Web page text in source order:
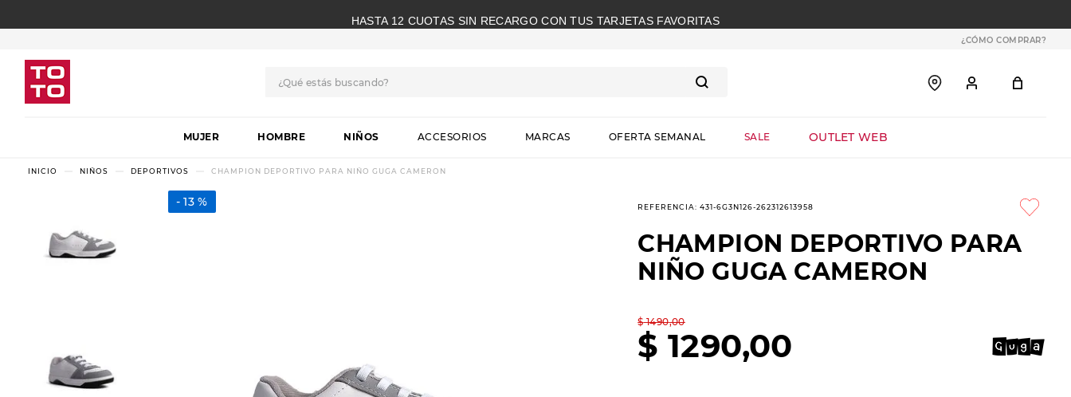
HASTA 12 CUOTAS SIN RECARGO CON TUS TARJETAS FAVORITAS
¿CÓMO COMPRAR?
MUJER HOMBRE NIÑOS ACCESORIOS MARCAS OFERTA SEMANAL SALE OUTLET WEB
NIÑOS DEPORTIVOS CHAMPION DEPORTIVO PARA NIÑO GUGA CAMERON
13 % REFERENCIA:431-6G3N126-262312613958
CHAMPION DEPORTIVO PARA
NIÑO GUGA CAMERON
$ 1490,00
$ 1290,00
1.
botas
2.
skechers
3.
botas dama